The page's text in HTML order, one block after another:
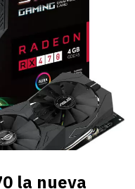
la nueva